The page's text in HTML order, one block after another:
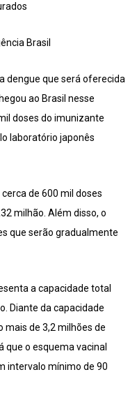
Brasil
dengue que será oferecida
ao Brasil nesse
doses do imunizante
laboratório japonês
de 600 mil doses
milhão. Além disso, o
que serão gradualmente
a capacidade total
Diante da capacidade
mais de 3,2 milhões de
que o esquema vacinal
intervalo mínimo de 90